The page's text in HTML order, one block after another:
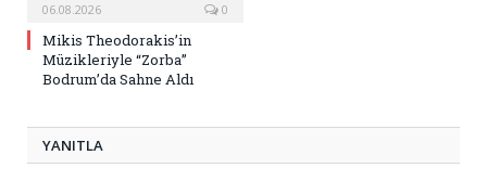
06.08.2026 0
Mikis Theodorakis’in
Müzikleriyle “Zorba”
Bodrum’da Sahne Aldı
YANITLA